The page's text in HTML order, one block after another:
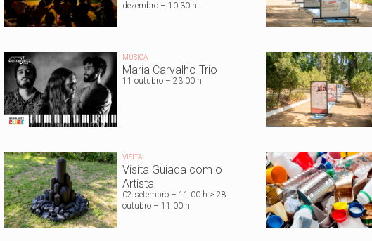
dezembro – 10.30 h
MÚSICA
Maria Carvalho Trio
11 outubro– 23.00 h
VISITA
Visita Guiada com o
Artista
02 setembro – 11.00 h > 28
outubro – 11.00 h